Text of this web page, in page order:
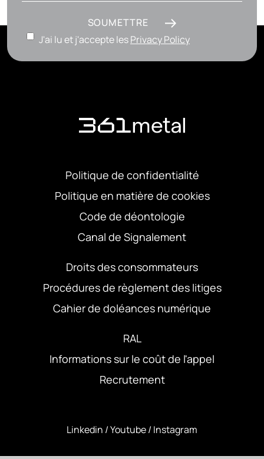
SOUMETTRE
J'ai lu et j'accepte lesPrivacy Policy
Politique de confidentialité
Politique en matière de cookies
Code de déontologie
Canal de Signalement
Droits des consommateurs
Procédures de règlement des litiges
Cahier de doléances numérique
RAL
Informations sur le coût de l'appel
Recrutement
Linkedin /Youtube/ Instagram